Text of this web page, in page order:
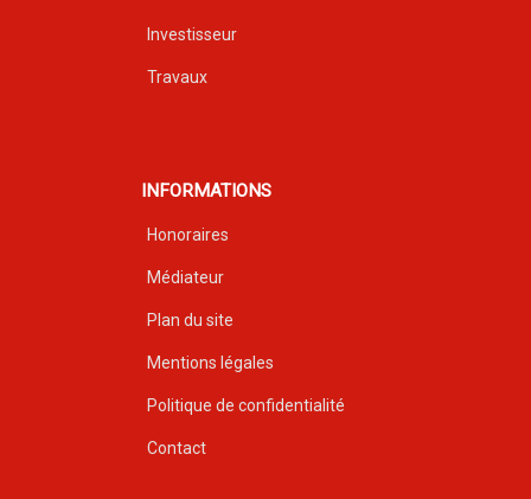
Investisseur
Travaux
INFORMATIONS
Honoraires
Médiateur
Plan du site
Mentions légales
Politique de confidentialité
Contact